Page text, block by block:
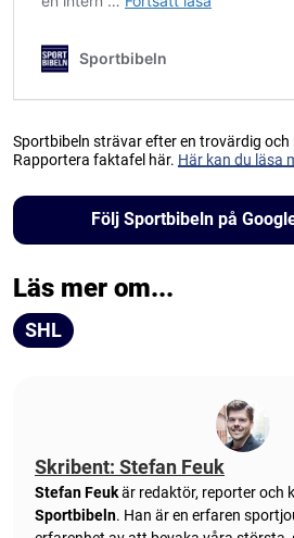
Sportbibeln strävar efter en trovärdig
Rapportera faktafel här. Här kan du läsa
Följ Sportbibeln på
Läs mer om...
SHL
Skribent: Stefan Feuk
Stefan Feukär redaktör, reporter och
Sportbibeln. Han är en erfaren